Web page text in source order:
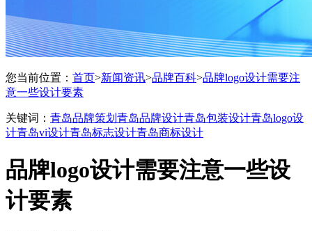
您当前位置： 首页>新闻资讯>品牌百科>品牌logo设计需要注
意一些设计要素
关键词： 青岛品牌策划 青岛品牌设计青岛包装设计青岛logo设
计青岛vi设计青岛标志设计青岛商标设计
品牌logo设计需要注意一些设
计要素